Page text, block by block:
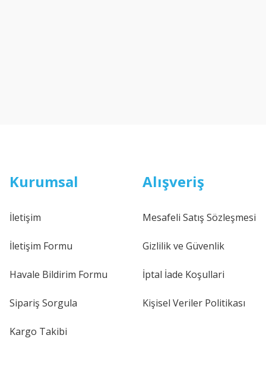
Kurumsal
İletişim
İletişim Formu
Havale Bildirim Formu
Sipariş Sorgula
Kargo Takibi
Alışveriş
Mesafeli Satış Sözleşmesi
Gizlilik ve Güvenlik
İptal İade Koşullari
Kişisel Veriler Politikası